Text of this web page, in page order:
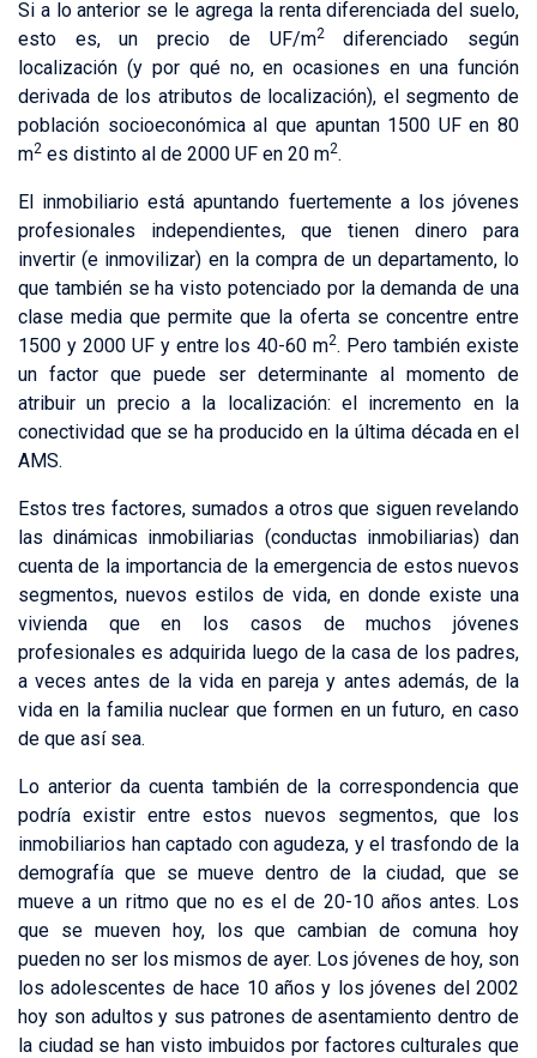
Si a lo anterior se le agrega la renta diferenciada del suelo,
esto es, un precio de UF/m2diferenciado según
localización (y por qué no, en ocasiones en una función
derivada de los atributos de localización), el segmento de
población socioeconómica al que apuntan 1500 UF en 80
m2 es distinto al de 2000 UF en 20 m2.
El inmobiliario está apuntando fuertemente a los jóvenes
profesionales independientes, que tienen dinero para
invertir (e inmovilizar) en la compra de un departamento, lo
que también se ha visto potenciado por la demanda de una
clase media que permite que la oferta se concentre entre
1500 y 2000 UF y entre los 40-60 m2. Pero también existe
un factor que puede ser determinante al momento de
atribuir un precio a la localización: el incremento en la
conectividad que se ha producido en la última década en el
AMS.
Estos tres factores, sumados a otros que siguen revelando
las dinámicas inmobiliarias (conductas inmobiliarias) dan
cuenta de la importancia de la emergencia de estos nuevos
segmentos, nuevos estilos de vida, en donde existe una
vivienda que en los casos de muchos jóvenes
profesionales es adquirida luego de la casa de los padres,
a veces antes de la vida en pareja y antes además, de la
vida en la familia nuclear que formen en un futuro, en caso
de que así sea.
Lo anterior da cuenta también de la correspondencia que
podría existir entre estos nuevos segmentos, que los
inmobiliarios han captado con agudeza, y el trasfondo de la
demografía que se mueve dentro de la ciudad, que se
mueve a un ritmo que no es el de 20-10 años antes. Los
que se mueven hoy, los que cambian de comuna hoy
pueden no ser los mismos de ayer. Los jóvenes de hoy, son
los adolescentes de hace 10 años y los jóvenes del 2002
hoy son adultos y sus patrones de asentamiento dentro de
la ciudad se han visto imbuidos por factores culturales que